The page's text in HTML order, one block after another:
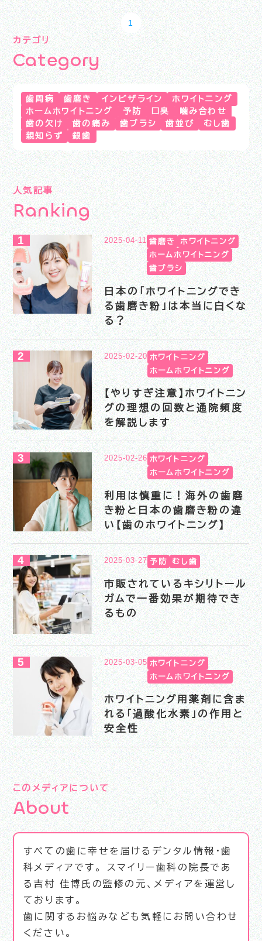
1
カテゴリ
Category
歯周病 歯磨き インビザライン
ホワイトニング
ホームホワイトニング
予防 口臭
嚙み合わせ
歯の欠け
歯の痛み 歯ブラシ 歯並び
むし歯
親知らず
銀歯
人気記事
Ranking
2025-04-11 歯磨き
ホワイトニング
ホームホワイトニング
歯ブラシ
日本の「ホワイトニングでき
る歯磨き粉」は本当に白くな
る？
2025-02-20 ホワイトニング
ホームホワイトニング
【やりすぎ注意】ホワイトニン
グの理想の回数と通院頻度
を解説します
2025-02-26 ホワイトニング
ホームホワイトニング
利用は慎重に！海外の歯磨
き粉と日本の歯磨き粉の違
い【歯のホワイトニング】
2025-03-27 予防 むし歯
市販されているキシリトール
ガムで一番効果が期待でき
るもの
2025-03-05 ホワイトニング
ホームホワイトニング
ホワイトニング用薬剤に含ま
れる「過酸化水素」の作用と
安全性
このメディアについて
About
すべての歯に幸せを届けるデンタル情報・歯
科メディアです。 スマイリー歯科の院長であ
る吉村 佳博氏の監修の元、メディアを運営し
ております。
歯に関するお悩みなども気軽にお問い合わせ
ください。